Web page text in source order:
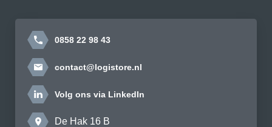
0858 22 98 43
contact@logistore.nl
Volg ons via LinkedIn
De Hak 16 B